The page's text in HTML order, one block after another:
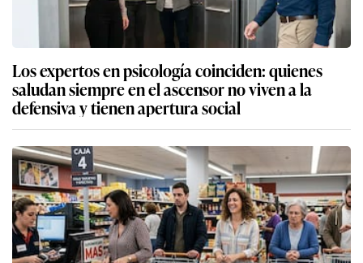
Los expertos en psicología coinciden: quienes
saludan siempre en el ascensor no viven a la
defensiva y tienen apertura social